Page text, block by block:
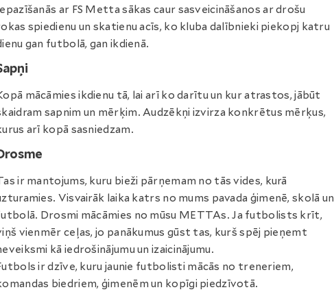
ar FS Metta sākas caur sasveicināšanos ar drošu
spiedienu un skatienu acīs, ko kluba dalībnieki piekopj katru
gan futbolā, gan ikdienā.
mācāmies ikdienu tā, lai arī ko darītu un kur atrastos, jābūt
sapnim un mērķim. Audzēkņi izvirza konkrētus mērķus,
arī kopā sasniedzam.
ir mantojums, kuru bieži pārņemam no tās vides, kurā
Visvairāk laika katrs no mums pavada ģimenē, skolā un
Drosmi mācāmies no mūsu METTAs. Ja futbolists krīt,
vienmēr ceļas, jo panākumus gūst tas, kurš spēj pieņemt
kā iedrošinājumu un izaicinājumu.
ir dzīve, kuru jaunie futbolisti mācās no treneriem,
biedriem, ģimenēm un kopīgi piedzīvotā.